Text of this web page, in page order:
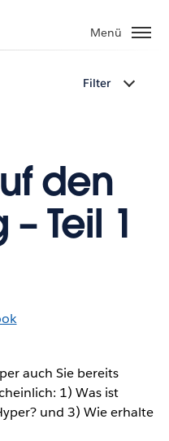
Menü
Filter
den
Teil 1
auch Sie bereits
1) Was ist
und 3) Wie erhalte